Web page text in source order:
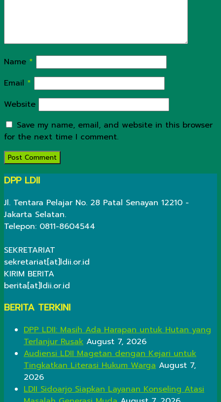
Name *
Email *
Website
Save my name, email, and website in this browser
for the next time I comment.
DPP LDII
Jl. Tentara Pelajar No. 28 Patal Senayan 12210 -
Jakarta Selatan.
Telepon: 0811-8604544
SEKRETARIAT
sekretariat[at]ldii.or.id
KIRIM BERITA
berita[at]ldii.or.id
BERITA TERKINI
DPP LDII: Masih Ada Harapan untuk Hutan yang
Terlanjur Rusak August 7, 2026
Audiensi LDII Magetan dengan Kejari untuk
Tingkatkan Literasi Hukum Warga August 7,
2026
LDII Sidoarjo Siapkan Layanan Konseling Atasi